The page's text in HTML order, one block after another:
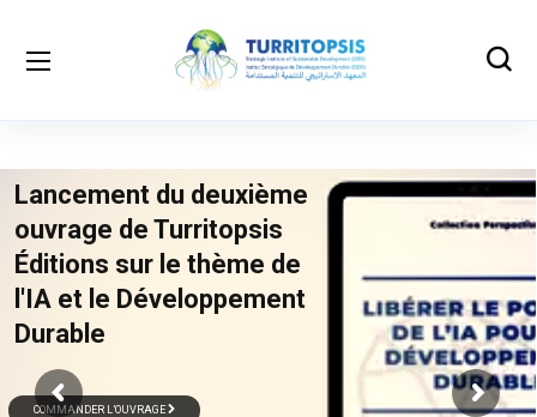
Lancement du deuxième
ouvrage de Turritopsis
Éditions sur le thème de
l'IA et le Développement
Durable
COMMANDER L’OUVRAGE